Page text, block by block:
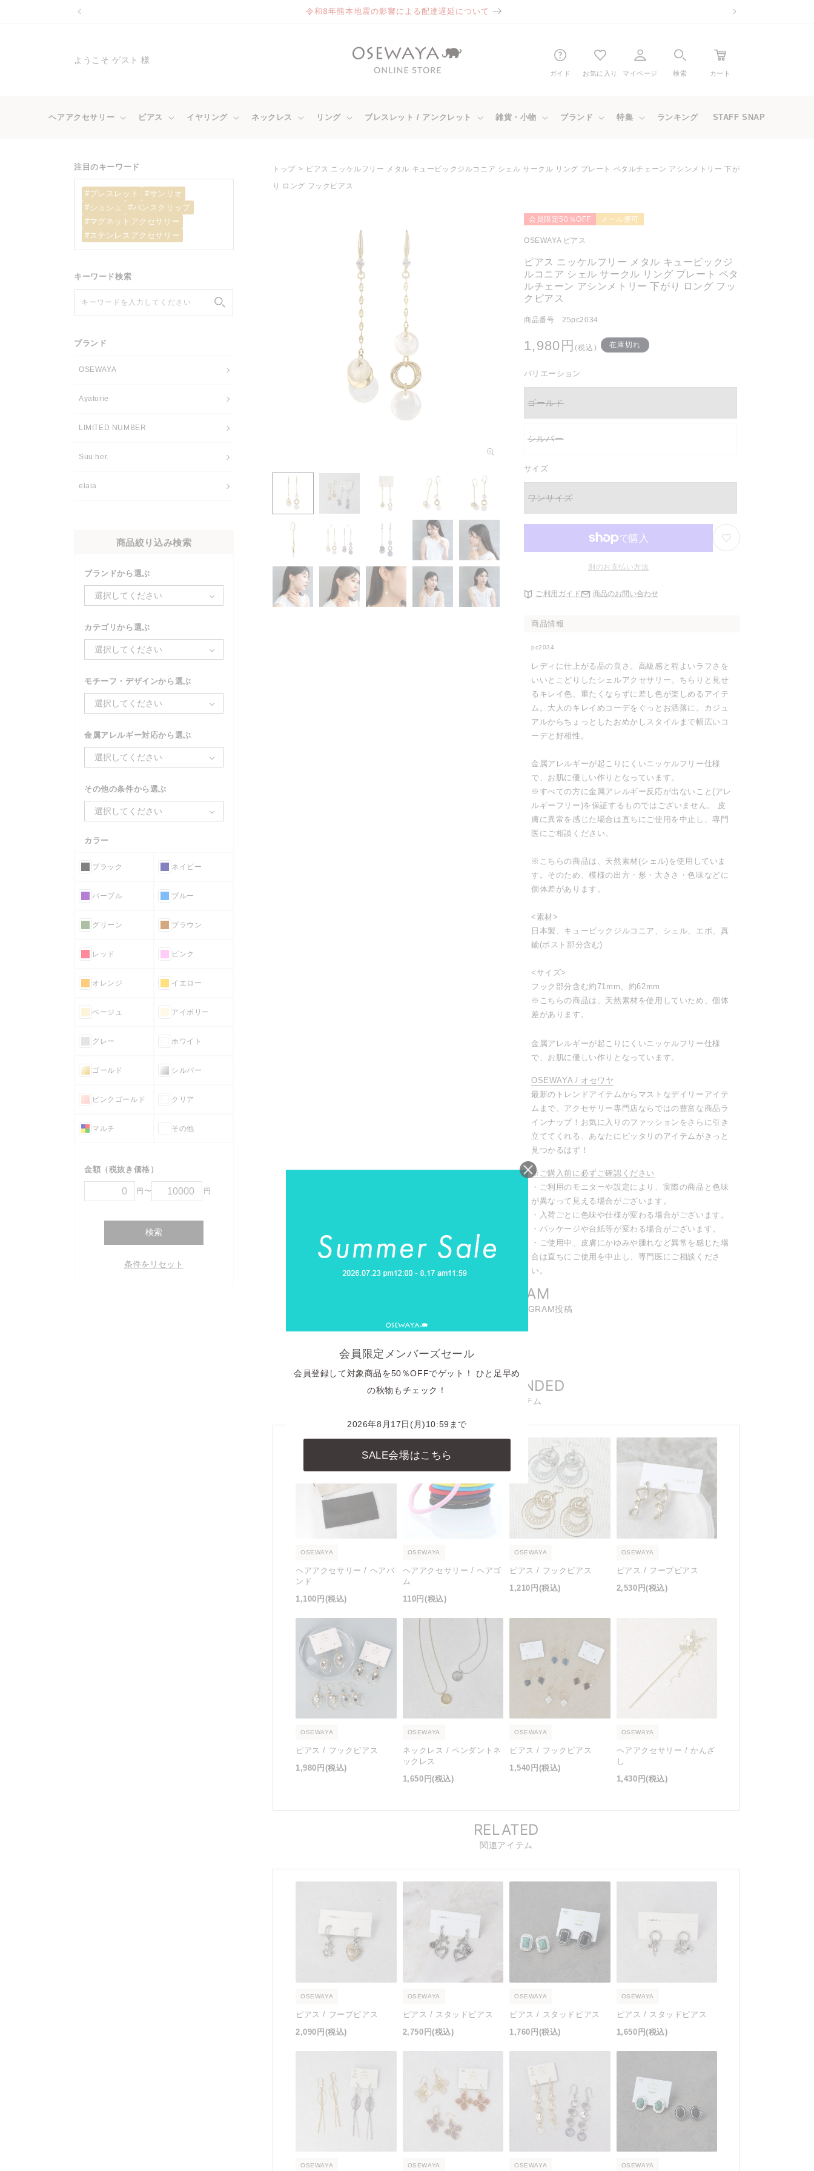
令和8年熊本地震の影響による配達遅延について
ようこそ ゲスト 様
ガイド お気に入り マイページ 検索 カート
ヘアアクセサリー ピアス イヤリング ネックレス リング ブレスレット / アンクレット 雑貨・小物 ブランド 特集 ランキング STAFF SNAP
注目のキーワード
#ブレスレット
#サンリオ
#シュシュ
#バンスクリップ
#マグネットアクセサリー
#ステンレスアクセサリー
キーワード検索
キーワードを入力してください
ブランド
OSEWAYA
Ayatorie
LIMITED NUMBER
Suu her.
elaia
商品絞り込み検索
ブランドから選ぶ
選択してください
カテゴリから選ぶ
選択してください
モチーフ・デザインから選ぶ
選択してください
金属アレルギー対応から選ぶ
選択してください
その他の条件から選ぶ
選択してください
カラー
ブラック ネイビー
パープル ブルー
グリーン ブラウン
レッド ピンク
オレンジ イエロー
ベージュ アイボリー
グレー ホワイト
ゴールド シルバー
ピンクゴールド クリア
マルチ その他
金額（税抜き価格）
円〜 円
検索
条件をリセット
トップ
ピアス ニッケルフリー メタル キュービックジルコニア シェル サークル リング プレート ペタルチェーン アシンメトリー 下が
り ロング フックピアス
デ
開
会員限定50％OFF メール便可
OSEWAYA ピアス
ピアス ニッケルフリー メタル キュービックジ
ルコニア シェル サークル リング プレート ペタ
ルチェーン アシンメトリー 下がり ロング フッ
クピアス
商品番号 25pc2034
通
価
1,980円 (税込) 在庫切れ
バリエーション
ゴールド
バ
シ
は
売
り
れ
い
る
売
ん
シルバー
バ
ー
シ
ョ
ン
は
切
い
で
せ
ん
サイズ
ワンサイズ
バ
ー
ン
れ
る
か
売
で
き
ま
せ
別のお支払い方法
ご利用ガイド 商品のお問い合わせ
商品情報
pc2034
レディに仕上がる品の良さ。高級感と程よいラフさを
いいとこどりしたシェルアクセサリー。ちらりと見せ
るキレイ色、重たくならずに差し色が楽しめるアイテ
ム。大人のキレイめコーデをぐっとお洒落に。カジュ
アルからちょっとしたおめかしスタイルまで幅広いコ
ーデと好相性。
金属アレルギーが起こりにくいニッケルフリー仕様
で、お肌に優しい作りとなっています。
※すべての方に金属アレルギー反応が出ないこと(アレ
ルギーフリー)を保証するものではございません。 皮
膚に異常を感じた場合は直ちにご使用を中止し、専門
医にご相談ください。
※こちらの商品は、天然素材(シェル)を使用していま
す。そのため、模様の出方・形・大きさ・色味などに
個体差があります。
<素材>
日本製、キュービックジルコニア、シェル、エポ、真
鍮(ポスト部分含む)
<サイズ>
フック部分含む約71mm、約62mm
※こちらの商品は、天然素材を使用していため、個体
差があります。
金属アレルギーが起こりにくいニッケルフリー仕様
で、お肌に優しい作りとなっています。
OSEWAYA / オセワヤ
最新のトレンドアイテムからマストなデイリーアイテ
ムまで、アクセサリー専門店ならではの豊富な商品ラ
インナップ！お気に入りのファッションをさらに引き
立ててくれる、あなたにピッタリのアイテムがきっと
見つかるはず！
※ご購入前に必ずご確認ください
・ご利用のモニターや設定により、実際の商品と色味
が異なって見える場合がございます。
・入荷ごとに色味や仕様が変わる場合がございます。
・パッケージや台紙等が変わる場合がございます。
・ご使用中、皮膚にかゆみや腫れなど異常を感じた場
合は直ちにご使用を中止し、専門医にご相談くださ
い。
INSTAGRAM
商品に関連したINSTAGRAM投稿
RECOMMENDED
おすすめアイテム
OSEWAYA
ヘアアクセサリー / ヘアバ
ンド
1,100円(税込)
OSEWAYA
ヘアアクセサリー / ヘアゴ
ム
110円(税込)
OSEWAYA
ピアス / フックピアス
1,210円(税込)
OSEWAYA
ピアス / フープピアス
2,530円(税込)
OSEWAYA
ピアス / フックピアス
1,980円 (税込)
OSEWAYA
ネックレス / ペンダントネ
ックレス
1,650円(税込)
OSEWAYA
ピアス / フックピアス
1,540円 (税込)
OSEWAYA
ヘアアクセサリー / かんざ
し
1,430円(税込)
RELATED
関連アイテム
OSEWAYA
ピアス / フープピアス
2,090円(税込)
OSEWAYA
ピアス / スタッドピアス
2,750円(税込)
OSEWAYA
ピアス / スタッドピアス
1,760円(税込)
OSEWAYA
ピアス / スタッドピアス
1,650円(税込)
OSEWAYA OSEWAYA OSEWAYA OSEWAYA
会員限定メンバーズセール
会員登録して対象商品を50％OFFでゲット！ ひと足早め
の秋物もチェック！
2026年8月17日(月)10:59まで
SALE会場はこちら